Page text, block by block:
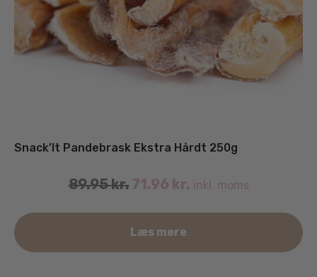
Snack’It Pandebrask Ekstra Hårdt 250g
89.95kr.71.96 kr. inkl. moms
Læs mere